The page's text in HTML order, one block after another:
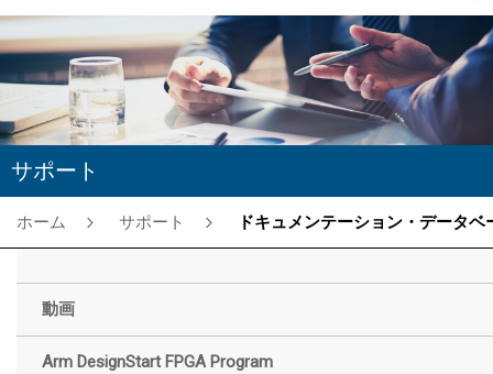
サポート
ホーム サポート ドキュメンテーション・データベー
動画
Arm DesignStart FPGA Program